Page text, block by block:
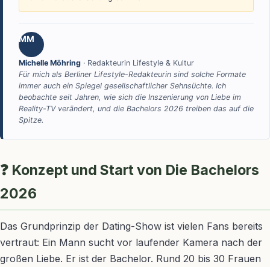
MM
Michelle Möhring · Redakteurin Lifestyle & Kultur
Für mich als Berliner Lifestyle-Redakteurin sind solche Formate
immer auch ein Spiegel gesellschaftlicher Sehnsüchte. Ich
beobachte seit Jahren, wie sich die Inszenierung von Liebe im
Reality-TV verändert, und die Bachelors 2026 treiben das auf die
Spitze.
❓ Konzept und Start von Die Bachelors
2026
Das Grundprinzip der Dating-Show ist vielen Fans bereits
vertraut: Ein Mann sucht vor laufender Kamera nach der
großen Liebe. Er ist der Bachelor. Rund 20 bis 30 Frauen